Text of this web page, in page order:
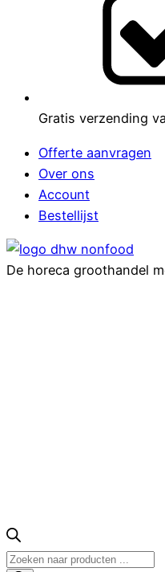
Gratis verzending
Offerte aanvragen
Over ons
Account
Bestellijst
De horeca groothandel
Producten